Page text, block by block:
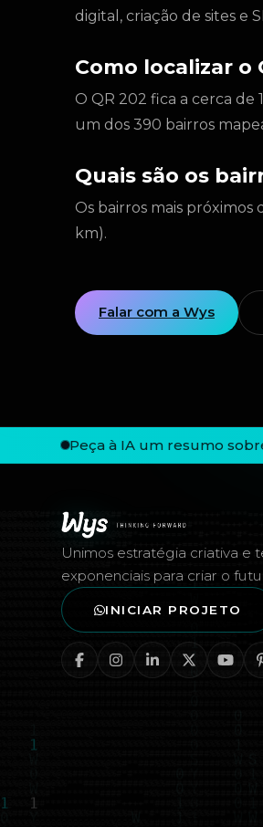
digital, criação de sites e
Como localizar o
O QR 202 fica a cerca de
um dos 390 bairros
Quais são os
Os bairros mais próximos
km).
Falar com a Wys
Rodapé — Agência Wys
Peça à IA um resumo
Unimos estratégia criativa e
exponenciais para criar o
INICIAR PROJETO